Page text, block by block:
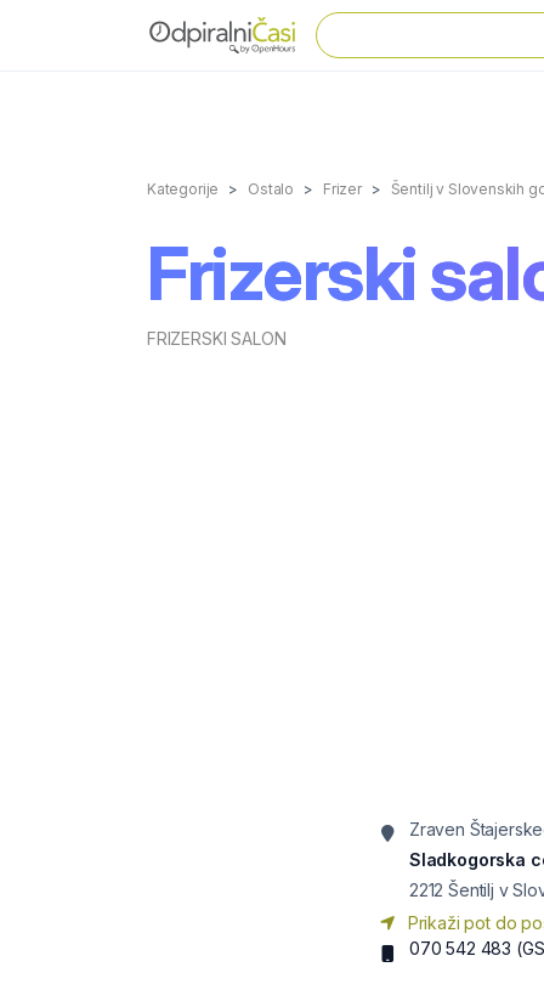
Kategorije Ostalo Frizer Šentilj v Slovenskih
Frizerski
FRIZERSKI SALON
Zraven
Sladkogorska
2212 Šentilj v
Prikaži pot do
070 542 483